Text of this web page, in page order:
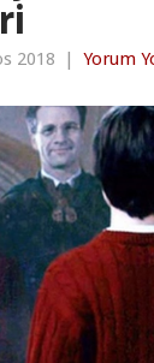
2018 | Yorum